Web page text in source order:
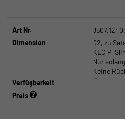
Art Nr.
Dimension
02, zu
KLC P,
Nur
Keine
Verfügbarkeit
Preis